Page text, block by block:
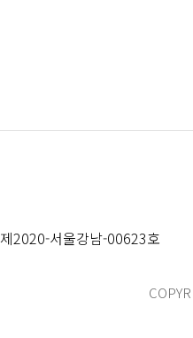
제2020-서울강남-00623호